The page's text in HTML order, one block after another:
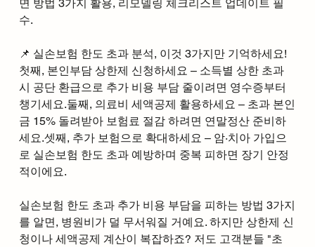
면 방법 3가지 활용, 리모델링 체크리스트 업데이트 필
수.
📌 실손보험 한도 초과 분석, 이것 3가지만 기억하세요!
첫째, 본인부담 상한제 신청하세요 – 소득별 상한 초과
시 공단 환급으로 추가 비용 부담 줄이려면 영수증부터
챙기세요.둘째, 의료비 세액공제 활용하세요 – 초과 본인
금 15% 돌려받아 보험료 절감 하려면 연말정산 준비하
세요.셋째, 추가 보험으로 확대하세요 – 암·치아 가입으
로 실손보험 한도 초과 예방하며 중복 피하면 장기 안정
적이에요.
실손보험 한도 초과 추가 비용 부담을 피하는 방법 3가지
를 알면, 병원비가 덜 무서워질 거예요. 하지만 상한제 신
청이나 세액공제 계산이 복잡하죠? 저도 고객분들 "초